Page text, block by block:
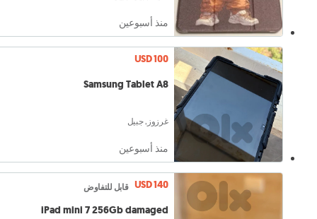
منذ أسبوعين
USD 100
Samsung Tablet A8
غرزوز, جبيل
منذ أسبوعين
USD 140 قابل للتفاوض
iPad mini 7 256Gb damaged